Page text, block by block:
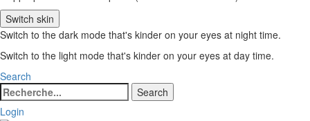
Switch skin
Switch to the dark mode that's kinder on your eyes at night time.
Switch to the light mode that's kinder on your eyes at day time.
Search
Search
for:
Search
Login